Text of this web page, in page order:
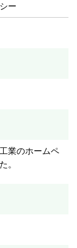
ー
業のホームペ
。